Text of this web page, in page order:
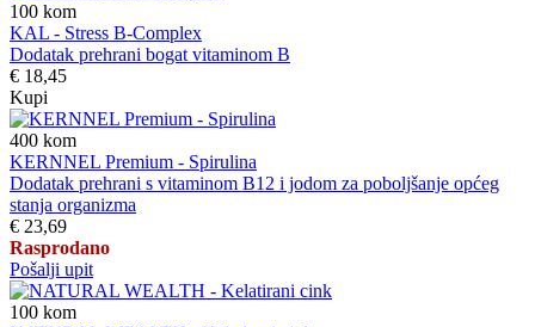
100 kom
KAL - Stress B-Complex
Dodatak prehrani bogat vitaminom B
€ 18,45
Kupi
400 kom
KERNNEL Premium - Spirulina
Dodatak prehrani s vitaminom B12 i jodom za poboljšanje općeg
stanja organizma
€ 23,69
Rasprodano
Pošalji upit
100 kom